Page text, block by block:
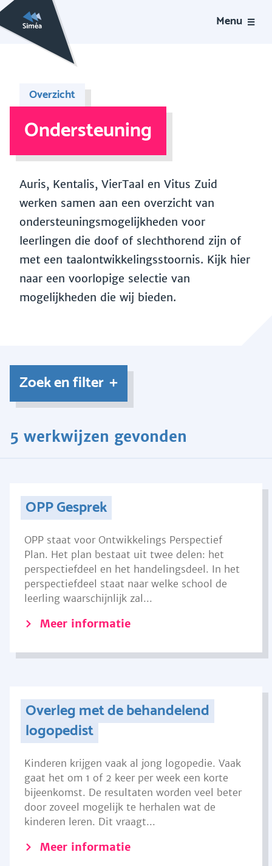
Menu
Overzicht
Ondersteuning
Auris, Kentalis, VierTaal en Vitus Zuid
werken samen aan een overzicht van
ondersteuningsmogelijkheden voor
leerlingen die doof of slechthorend zijn of
met een taalontwikkelingsstoornis. Kijk hier
naar een voorlopige selectie van
mogelijkheden die wij bieden.
Zoek en filter
5 werkwijzen gevonden
OPP Gesprek
OPP staat voor Ontwikkelings Perspectief
Plan. Het plan bestaat uit twee delen: het
perspectiefdeel en het handelingsdeel. In het
perspectiefdeel staat naar welke school de
leerling waarschijnlijk zal...
Meer informatie
Overleg met de behandelend
logopedist
Kinderen krijgen vaak al jong logopedie. Vaak
gaat het om 1 of 2 keer per week een korte
bijeenkomst. De resultaten worden veel beter
door zoveel mogelijk te herhalen wat de
kinderen leren. Dit vraagt...
Meer informatie